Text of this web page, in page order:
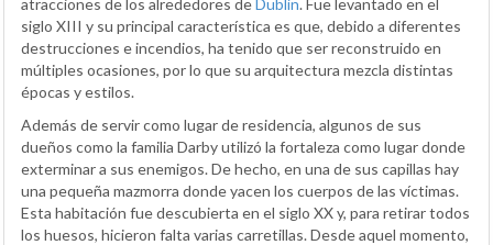
siglo XIII y su principal característica es que, debido a diferentes
destrucciones e incendios, ha tenido que ser reconstruido en
múltiples ocasiones, por lo que su arquitectura mezcla distintas
épocas y estilos.
Además de servir como lugar de residencia, algunos de sus
dueños como la familia Darby utilizó la fortaleza como lugar donde
exterminar a sus enemigos. De hecho, en una de sus capillas hay
una pequeña mazmorra donde yacen los cuerpos de las víctimas.
Esta habitación fue descubierta en el siglo XX y, para retirar todos
los huesos, hicieron falta varias carretillas. Desde aquel momento,